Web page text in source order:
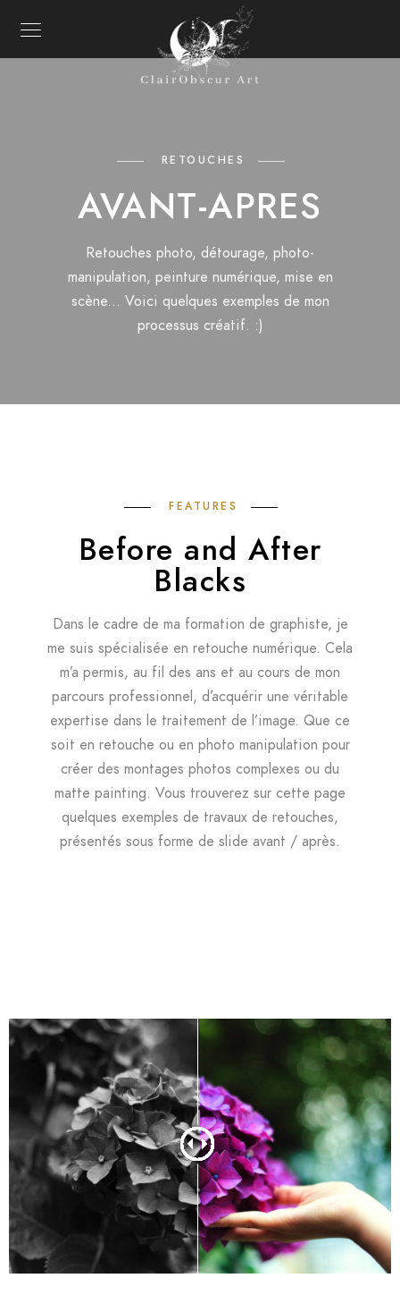
RETOUCHES
AVANT-APRES
Retouches photo, détourage, photo-
manipulation, peinture numérique, mise en
scène... Voici quelques exemples de mon
processus créatif. :)
FEATURES
Before and After
Blacks
Dans le cadre de ma formation de graphiste, je
me suis spécialisée en retouche numérique. Cela
m’a permis, au fil des ans et au cours de mon
parcours professionnel, d’acquérir une véritable
expertise dans le traitement de l’image. Que ce
soit en retouche ou en photo manipulation pour
créer des montages photos complexes ou du
matte painting. Vous trouverez sur cette page
quelques exemples de travaux de retouches,
présentés sous forme de slide avant / après.